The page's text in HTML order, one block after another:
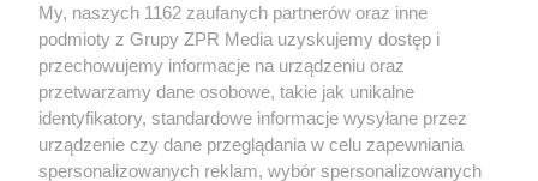
Żaden utwór zamieszczony w serwisie nie może być powielany i
rozpowszechniany lub dalej rozpowszechniany w jakikolwiek sposób (w
tym także elektroniczny lub mechaniczny) na jakimkolwiek polu
eksploatacji w jakiejkolwiek formie, włącznie z umieszczaniem w Internecie
bez pisemnej zgody właściciela praw. Jakiekolwiek użycie lub
wykorzystanie utworów w całości lub w części z naruszeniem prawa, tzn.
bez właściwej zgody, jest zabronione pod groźbą kary i może być ścigane
prawnie.
My, naszych 1162 zaufanych partnerów oraz inne
podmioty z Grupy ZPR Media uzyskujemy dostęp i
przechowujemy informacje na urządzeniu oraz
przetwarzamy dane osobowe, takie jak unikalne
identyfikatory, standardowe informacje wysyłane przez
urządzenie czy dane przeglądania w celu zapewniania
spersonalizowanych reklam, wybór spersonalizowanych